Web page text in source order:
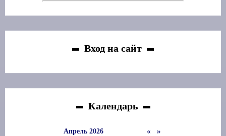
Вход на сайт
Календарь
«
Апрель 2026 »